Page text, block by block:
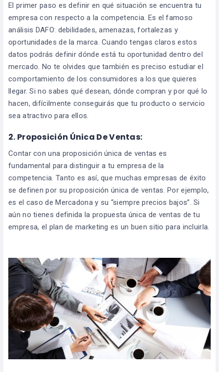
El primer paso es definir en qué situación se encuentra tu
empresa con respecto a la competencia. Es el famoso
análisis DAFO: debilidades, amenazas, fortalezas y
oportunidades de la marca. Cuando tengas claros estos
datos podrás definir dónde está tu oportunidad dentro del
mercado. No te olvides que también es preciso estudiar el
comportamiento de los consumidores a los que quieres
llegar. Si no sabes qué desean, dónde compran y por qué lo
hacen, difícilmente conseguirás que tu producto o servicio
sea atractivo para ellos.
2. Proposición Única De Ventas:
Contar con una proposición única de ventas es
fundamental para distinguir a tu empresa de la
competencia. Tanto es así, que muchas empresas de éxito
se definen por su proposición única de ventas. Por ejemplo,
es el caso de Mercadona y su “siempre precios bajos”. Si
aún no tienes definida la propuesta única de ventas de tu
empresa, el plan de marketing es un buen sitio para incluirla.